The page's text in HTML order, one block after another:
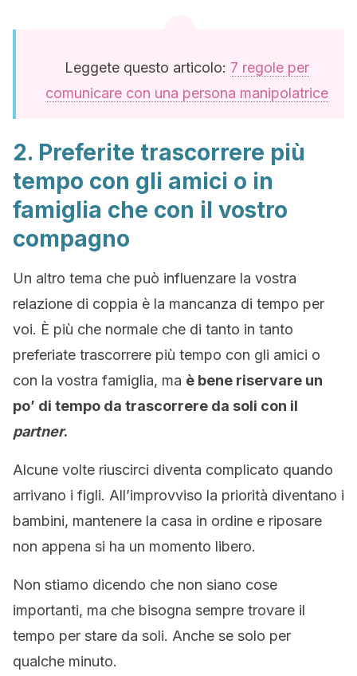
Leggete questo articolo: 7 regole per
comunicare con una persona manipolatrice
2. Preferite trascorrere più
tempo con gli amici o in
famiglia che con il vostro
compagno
Un altro tema che può influenzare la vostra
relazione di coppia è la mancanza di tempo per
voi. È più che normale che di tanto in tanto
preferiate trascorrere più tempo con gli amici o
con la vostra famiglia, ma è bene riservare un
po’ di tempo da trascorrere da soli con il
partner.
Alcune volte riuscirci diventa complicato quando
arrivano i figli. All’improvviso la priorità diventano i
bambini, mantenere la casa in ordine e riposare
non appena si ha un momento libero.
Non stiamo dicendo che non siano cose
importanti, ma che bisogna sempre trovare il
tempo per stare da soli. Anche se solo per
qualche minuto.